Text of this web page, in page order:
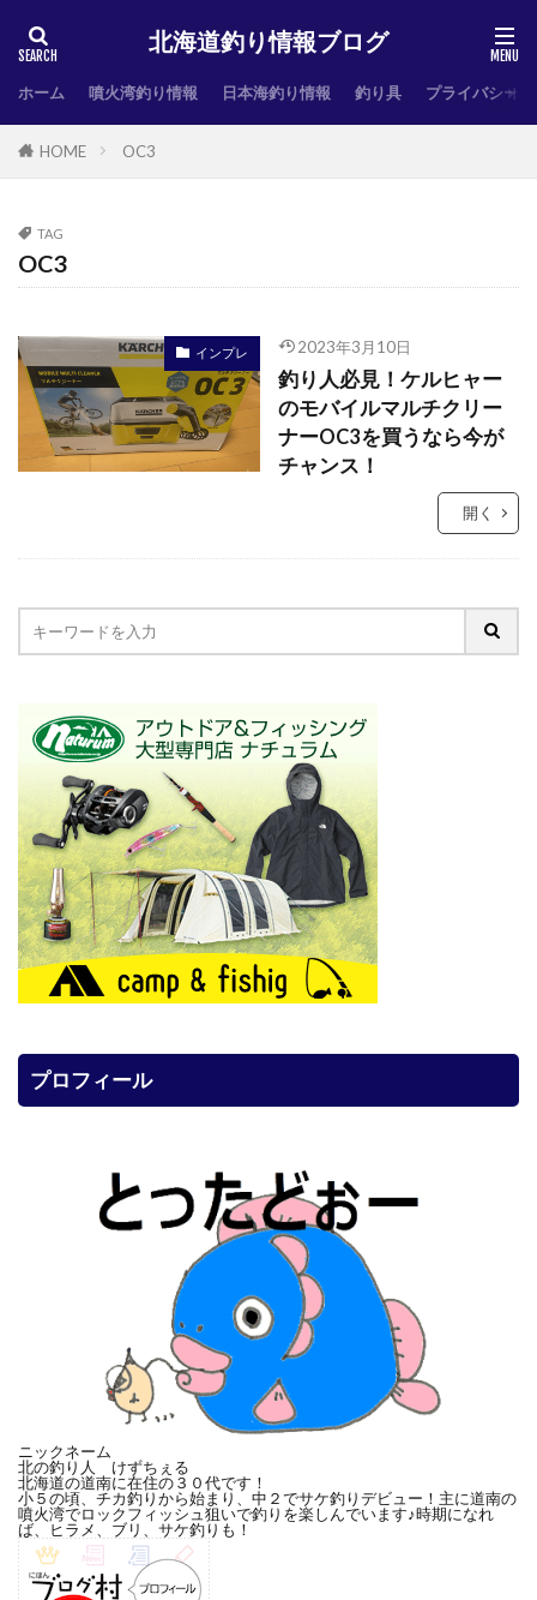
北海道釣り情報ブログ
ホーム 噴火湾釣り情報 日本海釣り情報 釣り具 プライバシー
HOME OC3
TAG
OC3
インプレ 2023年3月10日
釣り人必見！ケルヒャー
のモバイルマルチクリー
ナーOC3を買うなら今が
チャンス！
開く
プロフィール
ニックネーム
北の釣り人 けずちぇる
北海道の道南に在住の３０代です！
小５の頃、チカ釣りから始まり、中２でサケ釣りデビュー！主に道南の
噴火湾でロックフィッシュ狙いで釣りを楽しんでいます♪時期になれ
ば、ヒラメ、ブリ、サケ釣りも！